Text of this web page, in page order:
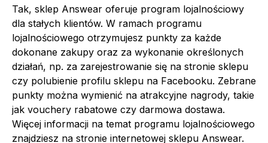
Tak, sklep Answear oferuje program lojalnościowy
dla stałych klientów. W ramach programu
lojalnościowego otrzymujesz punkty za każde
dokonane zakupy oraz za wykonanie określonych
działań, np. za zarejestrowanie się na stronie sklepu
czy polubienie profilu sklepu na Facebooku. Zebrane
punkty można wymienić na atrakcyjne nagrody, takie
jak vouchery rabatowe czy darmowa dostawa.
Więcej informacji na temat programu lojalnościowego
znajdziesz na stronie internetowej sklepu Answear.